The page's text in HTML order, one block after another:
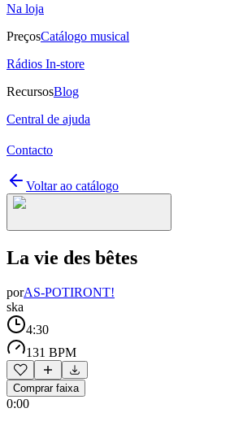
Na loja
PreçosCatálogo musical
Rádios In-store
RecursosBlog
Central de ajuda
Contacto
Voltar ao catálogo
La vie des bêtes
porAS-POTIRONT!
ska
4:30
131 BPM
Comprar faixa
0:00